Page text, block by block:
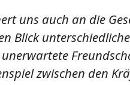
uns auch an die
Blick
zwischen den